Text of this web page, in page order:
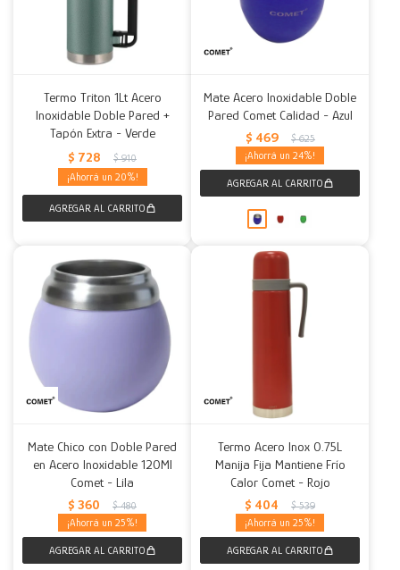
Termo Triton 1Lt Acero
Inoxidable Doble Pared +
Tapón Extra - Verde
$ 728 $ 910
20
Mate Acero Inoxidable Doble
Pared Comet Calidad - Azul
$ 469 $ 625
24
Mate Chico con Doble Pared
en Acero Inoxidable 120Ml
Comet - Lila
$ 360 $ 480
25
Termo Acero Inox 0.75L
Manija Fija Mantiene Frío
Calor Comet - Rojo
$ 404 $ 539
25